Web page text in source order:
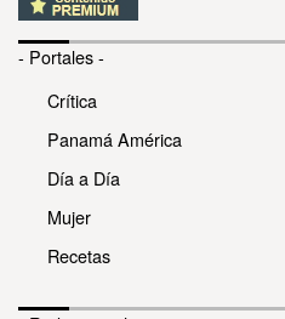
- Portales -
Crítica
Panamá América
Día a Día
Mujer
Recetas